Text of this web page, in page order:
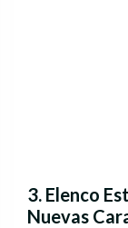
3. Elenco
Nuevas